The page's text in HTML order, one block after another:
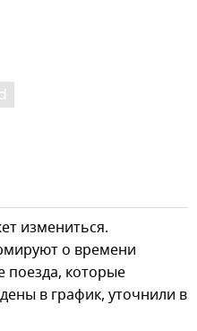
измениться.
о времени
поезда, которые
в график, уточнили в